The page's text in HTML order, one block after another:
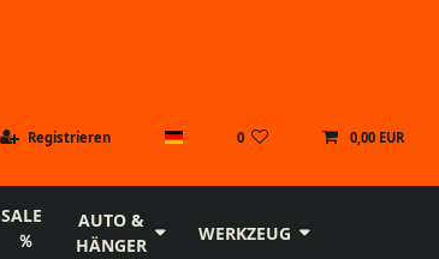
Registrieren 0 0,00 EUR
SALE
AUTO &
HÄNGER
WERKZEUG